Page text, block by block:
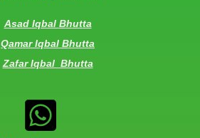
Asad Iqbal Bhutta
Qamar Iqbal Bhutta
Zafar Iqbal Bhutta